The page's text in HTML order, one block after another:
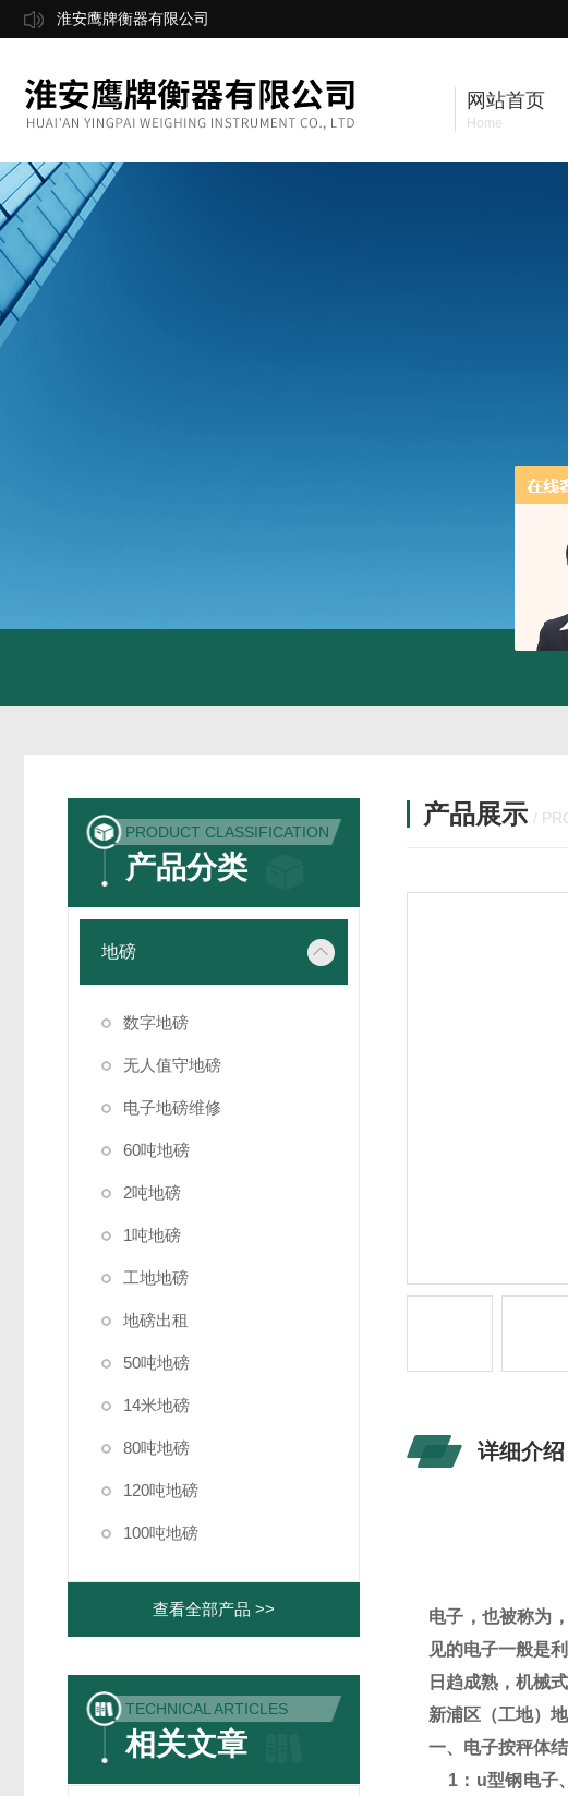
淮安鹰牌衡器有限公司
网站首页
Home
PRODUCT CLASSIFICATION
产品分类
地磅
数字地磅
无人值守地磅
电子地磅维修
60吨地磅
2吨地磅
1吨地磅
工地地磅
地磅出租
50吨地磅
14米地磅
80吨地磅
120吨地磅
100吨地磅
查看全部产品 >>
TECHNICAL ARTICLES
相关文章
产品展示 /
详细介绍
电子， 也被称为
见的电子一般是
日趋成熟，机械
新浦区（工地）
一、电子按秤体
1 ： u型钢电子